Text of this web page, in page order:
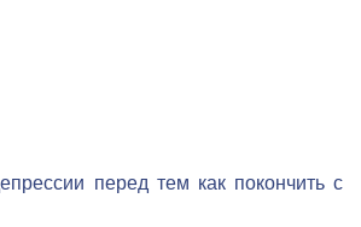
перед тем как покончить с